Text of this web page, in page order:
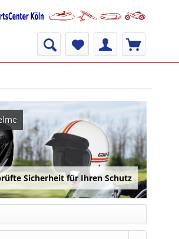
Sicherheit für Ihren Schutz